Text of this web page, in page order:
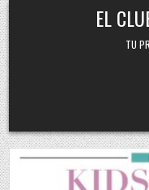
Skip
to
content
EL
TU